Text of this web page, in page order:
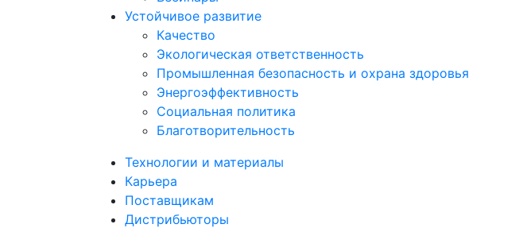
Устойчивое развитие
Качество
Экологическая ответственность
Промышленная безопасность и охрана здоровья
Энергоэффективность
Социальная политика
Благотворительность
Технологии и материалы
Карьера
Поставщикам
Дистрибьюторы